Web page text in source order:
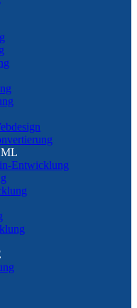
Entwicklung